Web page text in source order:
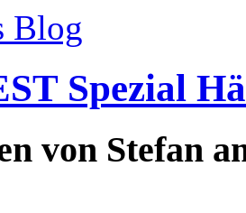
Blog
Spezial
von Stefan